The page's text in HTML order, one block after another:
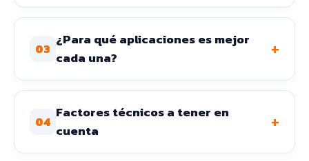
03
¿Para qué aplicaciones es mejor
cada una?
+
04
Factores técnicos a tener en
cuenta
+